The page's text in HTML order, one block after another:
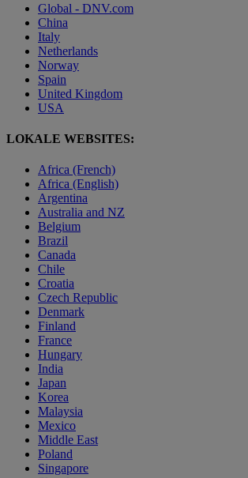
Global - DNV.com
China
Italy
Netherlands
Norway
Spain
United Kingdom
USA
LOKALE WEBSITES:
Africa (French)
Africa (English)
Argentina
Australia and NZ
Belgium
Brazil
Canada
Chile
Croatia
Czech Republic
Denmark
Finland
France
Hungary
India
Japan
Korea
Malaysia
Mexico
Middle East
Poland
Singapore